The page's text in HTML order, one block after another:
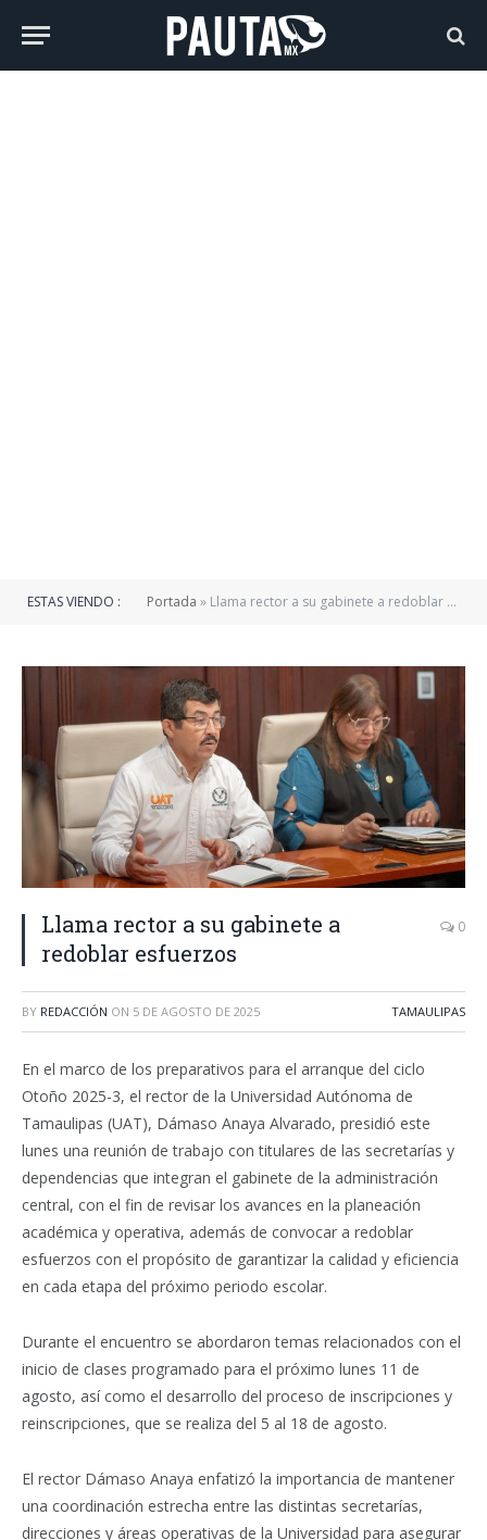
ESTAS VIENDO : Portada » Llama rector a su gabinete a redoblar esfuerzos
Llama rector a su gabinete a
redoblar esfuerzos
0
BY REDACCIÓN ON 5 DE AGOSTO DE 2025 TAMAULIPAS
En el marco de los preparativos para el arranque del ciclo
Otoño 2025-3, el rector de la Universidad Autónoma de
Tamaulipas (UAT), Dámaso Anaya Alvarado, presidió este
lunes una reunión de trabajo con titulares de las secretarías y
dependencias que integran el gabinete de la administración
central, con el fin de revisar los avances en la planeación
académica y operativa, además de convocar a redoblar
esfuerzos con el propósito de garantizar la calidad y eficiencia
en cada etapa del próximo periodo escolar.
Durante el encuentro se abordaron temas relacionados con el
inicio de clases programado para el próximo lunes 11 de
agosto, así como el desarrollo del proceso de inscripciones y
reinscripciones, que se realiza del 5 al 18 de agosto.
El rector Dámaso Anaya enfatizó la importancia de mantener
una coordinación estrecha entre las distintas secretarías,
direcciones y áreas operativas de la Universidad para asegurar